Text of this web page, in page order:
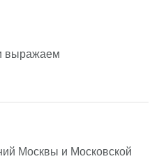
выражаем
Москвы и Московской